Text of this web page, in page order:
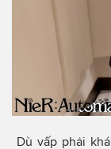
Dù vấp phải